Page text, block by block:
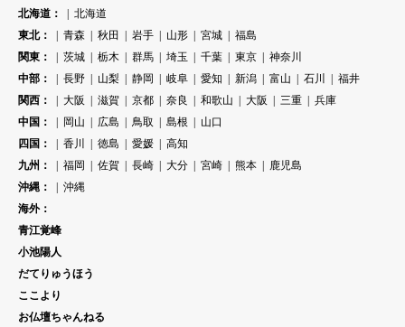
北海道：
北海道
東北：
青森 秋田 岩手 山形 宮城
福島
関東：
茨城 栃木 群馬 埼玉 千葉 東京
神奈川
中部：
長野 山梨 静岡 岐阜 愛知 新潟 富山 石川
福井
関西：
大阪 滋賀 京都 奈良 和歌山 大阪 三重
兵庫
中国：
岡山 広島 鳥取 島根
山口
四国：
香川 徳島 愛媛
高知
九州：
福岡 佐賀 長崎 大分 宮崎 熊本
鹿児島
沖縄：
沖縄
海外：
青江覚峰
小池陽人
だてりゅうほう
ここより
お仏壇ちゃんねる